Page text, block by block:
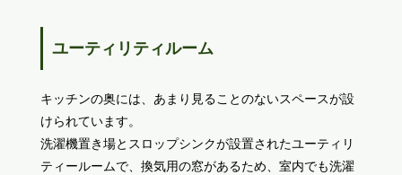
ユーティリティルーム
キッチンの奥には、あまり見ることのないスペースが設
けられています。
洗濯機置き場とスロップシンクが設置されたユーティリ
ティールームで、換気用の窓があるため、室内でも洗濯